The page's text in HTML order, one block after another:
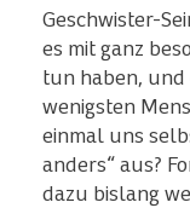
Geschwister-
es mit ganz
tun haben, und
wenigsten
einmal uns
anders“ aus?
dazu bislang